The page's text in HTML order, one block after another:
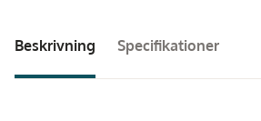
Beskrivning Specifikationer